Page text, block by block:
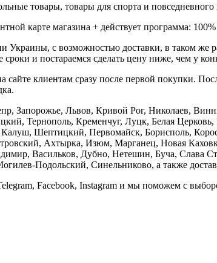
товары, товары для спорта и
карте магазина + действует программа:
с возможностью доставки, в таком
и постараемся сделать цену ниже, чем у
клиентам сразу после первой покупки.
Запорожье, Львов, Кривой Рог, Николаев,
Тернополь, Кременчуг, Луцк, Белая
Шептицкий, Первомайск, Борисполь,
Ахтырка, Изюм, Марганец, Новая
Васильков, Дубно, Нетешин, Буча, Слава
Подольский, Синельниково, а также
Facebook, Instagram и мы поможем с